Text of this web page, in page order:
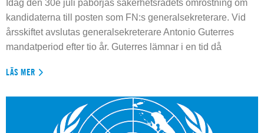
Idag den 30e juli påbörjas säkerhetsrådets omröstning om
kandidaterna till posten som FN:s generalsekreterare. Vid
årsskiftet avslutas generalsekreterare Antonio Guterres
mandatperiod efter tio år. Guterres lämnar i en tid då
LÄS MER